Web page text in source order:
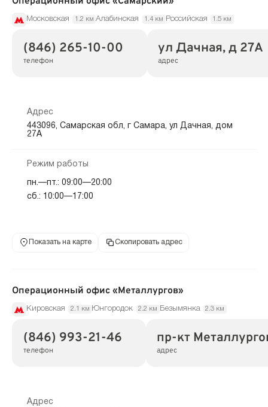
Московская 1.2 км Алабинская 1.4 км Российская 1.5 км
(846) 265-10-00
телефон
ул Дачная, д 27А
адрес
Адрес
443096, Самарская обл, г Самара, ул Дачная, дом
27А
Режим работы
пн.—пт.: 09:00—20:00
сб.: 10:00—17:00
Показать на карте Скопировать адрес
Операционный офис «Металлургов»
Кировская 2.1 км Юнгородок 2.2 км Безымянка 2.3 км
(846) 993-21-46
телефон
пр-кт
адрес
Адрес